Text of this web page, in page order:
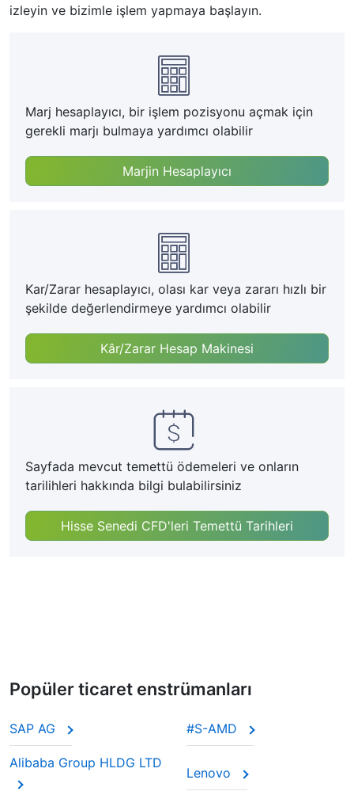
izleyin ve bizimle işlem yapmaya başlayın.
Marj hesaplayıcı, bir işlem pozisyonu açmak için
gerekli marjı bulmaya yardımcı olabilir
Marjin Hesaplayıcı
Kar/Zarar hesaplayıcı, olası kar veya zararı hızlı bir
şekilde değerlendirmeye yardımcı olabilir
Kâr/Zarar Hesap Makinesi
Sayfada mevcut temettü ödemeleri ve onların
tarilihleri hakkında bilgi bulabilirsiniz
Hisse Senedi CFD'leri Temettü Tarihleri
Popüler ticaret enstrümanları
SAP AG #S-AMD
Alibaba Group HLDG LTD
Lenovo